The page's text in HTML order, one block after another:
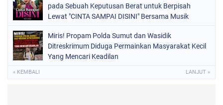
pada Sebuah Keputusan Berat untuk Berpisah
Lewat "CINTA SAMPAI DISINI" Bersama Musik
Miris! Propam Polda Sumut dan Wasidik
Ditreskrimum Diduga Permainkan Masyarakat Kecil
Yang Mencari Keadilan
« KEMBALI LANJUT »